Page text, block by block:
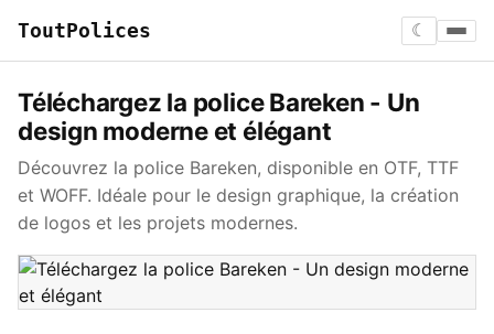
ToutPolices ☾
Téléchargez la police Bareken - Un
design moderne et élégant
Découvrez la police Bareken, disponible en OTF, TTF
et WOFF. Idéale pour le design graphique, la création
de logos et les projets modernes.